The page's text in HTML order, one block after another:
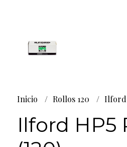
Inicio Rollos 120 Ilford
Ilford HP5